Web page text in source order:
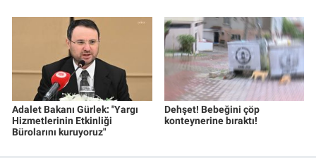
Adalet Bakanı Gürlek: "Yargı
Hizmetlerinin Etkinliği
Bürolarını kuruyoruz"
Dehşet! Bebeğini çöp
konteynerine bıraktı!